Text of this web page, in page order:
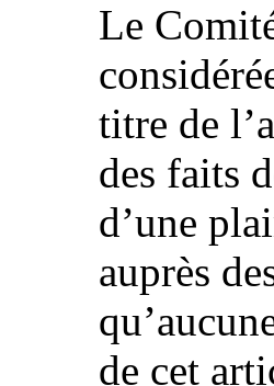
Le
titre de
des faits
d’une
auprès
de cet